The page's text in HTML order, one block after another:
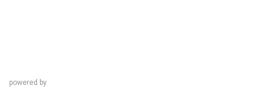
powered by